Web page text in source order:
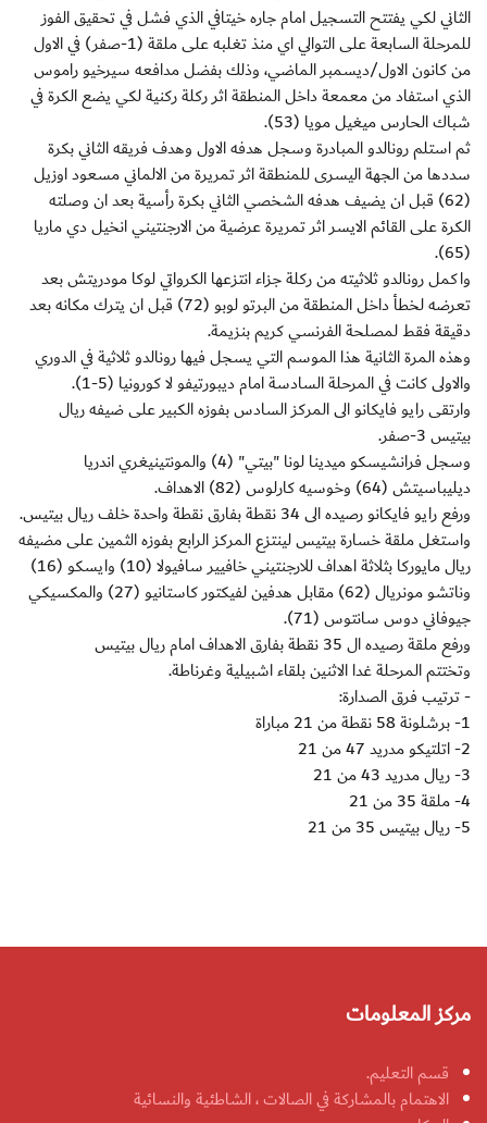
الثاني لكي يفتتح التسجيل امام جاره خيتافي الذي فشل في تحقيق الفوز
للمرحلة السابعة على التوالي اي منذ تغلبه على ملقة (1-صفر) في الاول
من كانون الاول/ديسمبر الماضي، وذلك بفضل مدافعه سيرخيو راموس
الذي استفاد من معمعة داخل المنطقة اثر ركلة ركنية لكي يضع الكرة في
شباك الحارس ميغيل مويا (53).
ثم استلم رونالدو المبادرة وسجل هدفه الاول وهدف فريقه الثاني بكرة
سددها من الجهة اليسرى للمنطقة اثر تمريرة من الالماني مسعود اوزيل
(62) قبل ان يضيف هدفه الشخصي الثاني بكرة رأسية بعد ان وصلته
الكرة على القائم الايسر اثر تمريرة عرضية من الارجنتيني انخيل دي ماريا
(65).
واكمل رونالدو ثلاثيته من ركلة جزاء انتزعها الكرواتي لوكا مودريتش بعد
تعرضه لخطأ داخل المنطقة من البرتو لوبو (72) قبل ان يترك مكانه بعد
دقيقة فقط لمصلحة الفرنسي كريم بنزيمة.
وهذه المرة الثانية هذا الموسم التي يسجل فيها رونالدو ثلاثية في الدوري
والاولى كانت في المرحلة السادسة امام ديبورتيفو لا كورونيا (5-1).
وارتقى رايو فايكانو الى المركز السادس بفوزه الكبير على ضيفه ريال
بيتيس 3-صفر.
وسجل فرانشيسكو ميدينا لونا "بيتي" (4) والمونتينيغري اندريا
ديليباسيتش (64) وخوسيه كارلوس (82) الاهداف.
ورفع رايو فايكانو رصيده الى 34 نقطة بفارق نقطة واحدة خلف ريال بيتيس.
واستغل ملقة خسارة بيتيس لينتزع المركز الرابع بفوزه الثمين على مضيفه
ريال مايوركا بثلاثة اهداف للارجنتيني خافيير سافيولا (10) وايسكو (16)
وناتشو مونريال (62) مقابل هدفين لفيكتور كاستانيو (27) والمكسيكي
جيوفاني دوس سانتوس (71).
ورفع ملقة رصيده ال 35 نقطة بفارق الاهداف امام ريال بيتيس
وتختتم المرحلة غدا الاثنين بلقاء اشبيلية وغرناطة.
- ترتيب فرق الصدارة:
1- برشلونة 58 نقطة من 21 مباراة
2- اتلتيكو مدريد 47 من 21
3- ريال مدريد 43 من 21
4- ملقة 35 من 21
5- ريال بيتيس 35 من 21
مركز المعلومات
قسم التعليم.
الاهتمام بالمشاركة في الصالات ، الشاطئية والنسائية